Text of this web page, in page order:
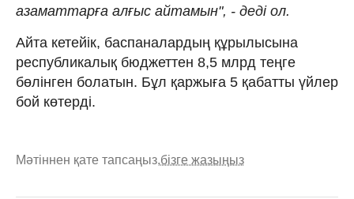
азаматтарға алғыс айтамын", - деді ол.
Айта кетейік, баспаналардың құрылысына
республикалық бюджеттен 8,5 млрд теңге
бөлінген болатын. Бұл қаржыға 5 қабатты үйлер
бой көтерді.
Мәтіннен қате тапсаңыз,бізге жазыңыз